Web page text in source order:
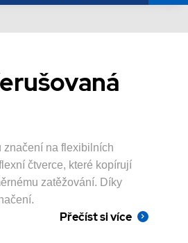
značení na flexibilních
čtverce, které kopírují
zatěžování. Díky
Přečíst si více